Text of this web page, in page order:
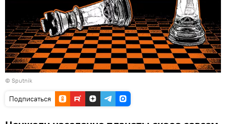
© Sputnik
Подписаться